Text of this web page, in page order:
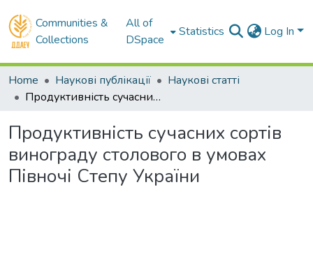
Communities &
Collections
All of
DSpace
Statistics Log In
Home Наукові публікації
Наукові статті
Продуктивність сучасних сортів винограду столового в умовах Півночі Степу України
Продуктивність сучасних сортів
винограду столового в умовах
Півночі Степу України